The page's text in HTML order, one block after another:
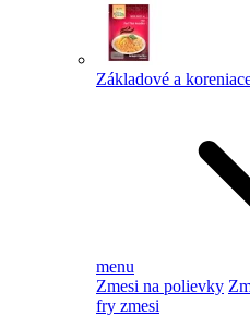
Základové a
menu
Zmesi na polievky
fry zmesi